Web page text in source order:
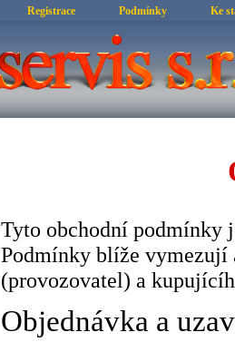
Tyto obchodní podmínky
Podmínky blíže vymezují
(provozovatel) a
Objednávka a
Registrace Podmínky Ke